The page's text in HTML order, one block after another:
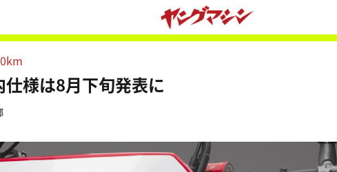
様は8月下旬発表に